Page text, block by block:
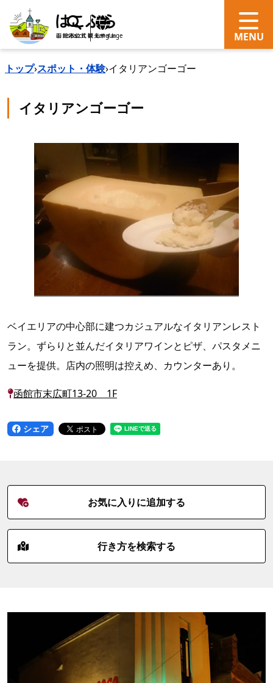
search Language
トップ›スポット・体験›イタリアンゴーゴー
イタリアンゴーゴー
ベイエリアの中心部に建つカジュアルなイタリアンレスト
ラン。ずらりと並んだイタリアワインとピザ、パスタメニ
ューを提供。店内の照明は控えめ、カウンターあり。
函館市末広町13-20 1F
シェア
お気に入りに追加する
行き方を検索する